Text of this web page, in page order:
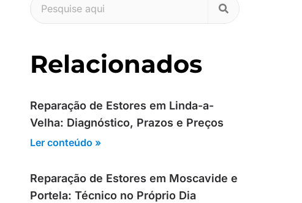
Relacionados
Reparação de Estores em Linda-a-
Velha: Diagnóstico, Prazos e Preços
Ler conteúdo »
Reparação de Estores em Moscavide e
Portela: Técnico no Próprio Dia